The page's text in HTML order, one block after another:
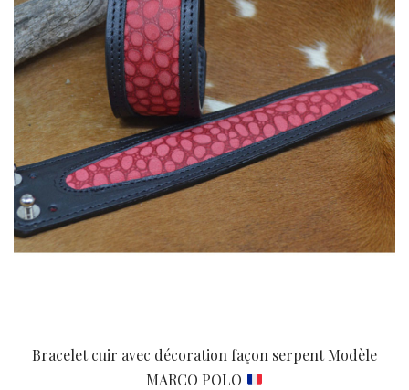
Bracelet cuir avec décoration façon serpent Modèle
MARCO POLO